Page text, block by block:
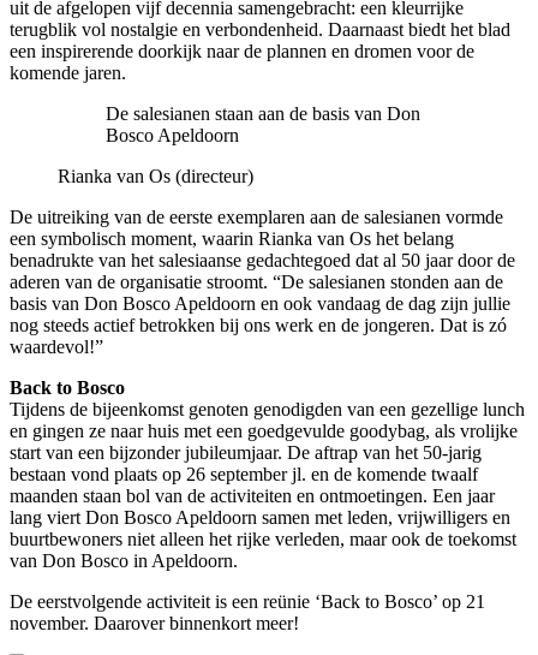
uit de afgelopen vijf decennia samengebracht: een kleurrijke
terugblik vol nostalgie en verbondenheid. Daarnaast biedt het blad
een inspirerende doorkijk naar de plannen en dromen voor de
komende jaren.
De salesianen staan aan de basis van Don
Bosco Apeldoorn
Rianka van Os (directeur)
De uitreiking van de eerste exemplaren aan de salesianen vormde
een symbolisch moment, waarin Rianka van Os het belang
benadrukte van het salesiaanse gedachtegoed dat al 50 jaar door de
aderen van de organisatie stroomt. “De salesianen stonden aan de
basis van Don Bosco Apeldoorn en ook vandaag de dag zijn jullie
nog steeds actief betrokken bij ons werk en de jongeren. Dat is zó
waardevol!”
Back to Bosco
Tijdens de bijeenkomst genoten genodigden van een gezellige lunch
en gingen ze naar huis met een goedgevulde goodybag, als vrolijke
start van een bijzonder jubileumjaar. De aftrap van het 50-jarig
bestaan vond plaats op 26 september jl. en de komende twaalf
maanden staan bol van de activiteiten en ontmoetingen. Een jaar
lang viert Don Bosco Apeldoorn samen met leden, vrijwilligers en
buurtbewoners niet alleen het rijke verleden, maar ook de toekomst
van Don Bosco in Apeldoorn.
De eerstvolgende activiteit is een reünie ‘Back to Bosco’ op 21
november. Daarover binnenkort meer!